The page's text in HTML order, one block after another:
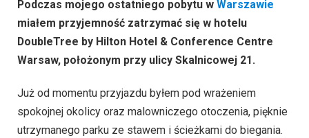
Podczas mojego ostatniego pobytu w Warszawie
miałem przyjemność zatrzymać się w hotelu
DoubleTree by Hilton Hotel & Conference Centre
Warsaw, położonym przy ulicy Skalnicowej 21.
Już od momentu przyjazdu byłem pod wrażeniem
spokojnej okolicy oraz malowniczego otoczenia, pięknie
utrzymanego parku ze stawem i ścieżkami do biegania.